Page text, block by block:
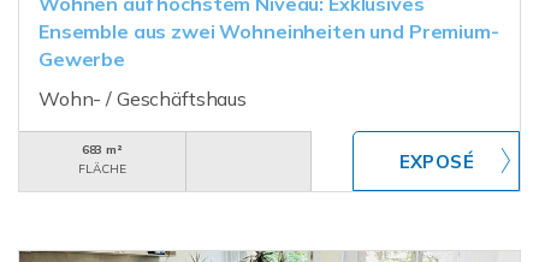
Ensemble aus zwei Wohneinheiten und Premium-
Gewerbe
Wohn- / Geschäftshaus
683 m²
FLÄCHE